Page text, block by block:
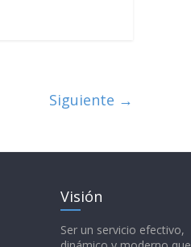
Siguiente →
Visión
Ser un servicio efectivo,